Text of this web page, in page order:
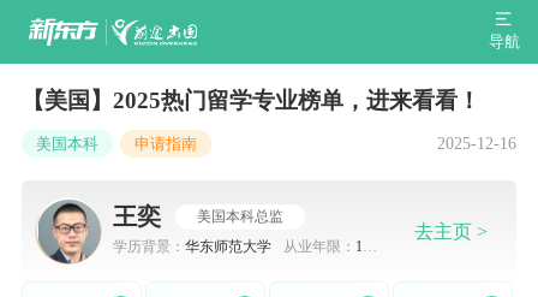
导航
【美国】2025热门留学专业榜单，进来看看！
美国本科 申请指南 2025-12-16
王奕
美国本科总监
学历背景： 华东师范大学 从业年限： 10-
去主页 >